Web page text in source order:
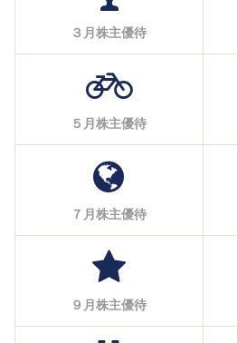
３月株主優待
５月株主優待
７月株主優待
９月株主優待